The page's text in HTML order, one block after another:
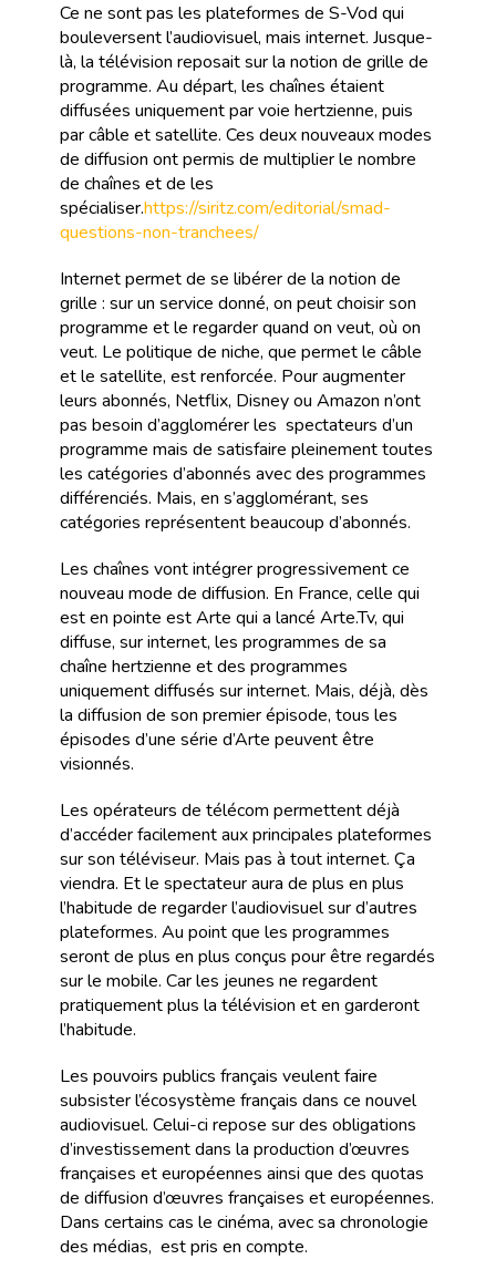
Ce ne sont pas les plateformes de S-Vod qui
bouleversent l’audiovisuel, mais internet. Jusque-
là, la télévision reposait sur la notion de grille de
programme. Au départ, les chaînes étaient
diffusées uniquement par voie hertzienne, puis
par câble et satellite. Ces deux nouveaux modes
de diffusion ont permis de multiplier le nombre
de chaînes et de les
spécialiser.https://siritz.com/editorial/smad-
questions-non-tranchees/
Internet permet de se libérer de la notion de
grille : sur un service donné, on peut choisir son
programme et le regarder quand on veut, où on
veut. Le politique de niche, que permet le câble
et le satellite, est renforcée. Pour augmenter
leurs abonnés, Netflix, Disney ou Amazon n’ont
pas besoin d’agglomérer les spectateurs d’un
programme mais de satisfaire pleinement toutes
les catégories d’abonnés avec des programmes
différenciés. Mais, en s’agglomérant, ses
catégories représentent beaucoup d’abonnés.
Les chaînes vont intégrer progressivement ce
nouveau mode de diffusion. En France, celle qui
est en pointe est Arte qui a lancé Arte.Tv, qui
diffuse, sur internet, les programmes de sa
chaîne hertzienne et des programmes
uniquement diffusés sur internet. Mais, déjà, dès
la diffusion de son premier épisode, tous les
épisodes d’une série d’Arte peuvent être
visionnés.
Les opérateurs de télécom permettent déjà
d’accéder facilement aux principales plateformes
sur son téléviseur. Mais pas à tout internet. Ça
viendra. Et le spectateur aura de plus en plus
l’habitude de regarder l’audiovisuel sur d’autres
plateformes. Au point que les programmes
seront de plus en plus conçus pour être regardés
sur le mobile. Car les jeunes ne regardent
pratiquement plus la télévision et en garderont
l’habitude.
Les pouvoirs publics français veulent faire
subsister l’écosystème français dans ce nouvel
audiovisuel. Celui-ci repose sur des obligations
d’investissement dans la production d’œuvres
françaises et européennes ainsi que des quotas
de diffusion d’œuvres françaises et européennes.
Dans certains cas le cinéma, avec sa chronologie
des médias, est pris en compte.